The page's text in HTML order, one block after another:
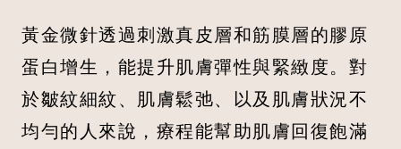
黃金微針透過刺激真皮層和筋膜層的膠原
蛋白增生，能提升肌膚彈性與緊緻度。對
於皺紋細紋、肌膚鬆弛、以及肌膚狀況不
均勻的人來說，療程能幫助肌膚回復飽滿